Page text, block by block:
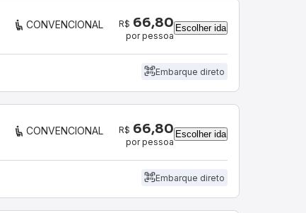
CONVENCIONAL R$ 66,80
por pessoa
Escolher ida
Embarque direto
CONVENCIONAL R$ 66,80
por pessoa
Escolher ida
Embarque direto